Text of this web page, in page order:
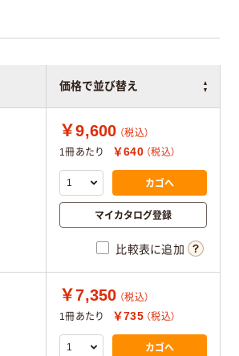
価格で並び替え
￥9,600 （税込）
1冊あたり
￥640 （税込）
カゴへ
マイカタログ登録
比較表に追加
￥7,350 （税込）
1冊あたり
￥735 （税込）
カゴへ